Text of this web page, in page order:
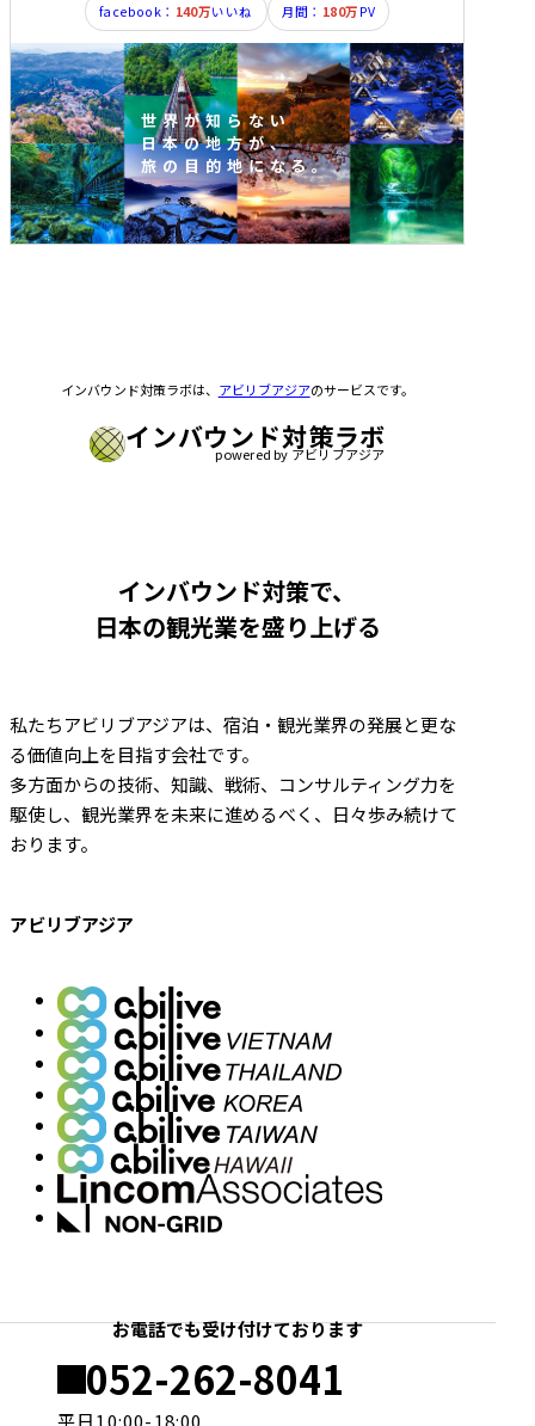
facebook： 140万いいね 月間： 180万 PV
世界が知らない
日本の地方が、
旅の目的地になる。
インバウンド対策ラボ
powered by アビリブアジア
インバウンド対策ラボは、 アビリブアジアのサービスです。
インバウンド対策で、
日本の観光業を盛り上げる
アビリブアジア
私たちアビリブアジアは、宿泊・観光業界の発展と更な
る価値向上を目指す会社です。
多方面からの技術、知識、戦術、コンサルティング力を
駆使し、観光業界を未来に進めるべく、日々歩み続けて
おります。
お電話でも受け付けております
052-262-8041
平日10:00-18:00